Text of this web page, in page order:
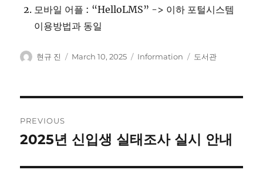
모바일 어플 : “HelloLMS” -> 이하 포털시스템
이용방법과 동일
Author
현규 진
Posted
March 10, 2025 Categories
Information Tags
도서관
navigation
PREVIOUS
Previous
2025년 신입생 실태조사 실시 안내